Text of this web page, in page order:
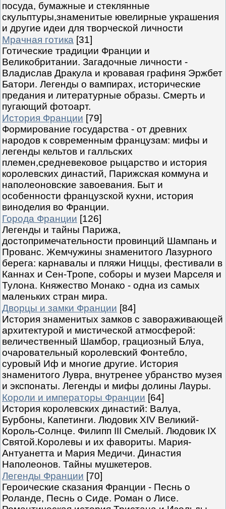
посуда, бумажные и стеклянные
скульптуры,знаменитые ювелирные украшения
и другие идеи для творческой личности
Мрачная готика [31]
Готические традиции Франции и
Великобритании. Загадочные личности -
Владислав Дракула и кровавая графиня Эржбет
Батори. Легенды о вампирах, исторические
предания и литературные образы. Смерть и
пугающий фотоарт.
История Франции [79]
Формирование государства - от древних
народов к современным французам: мифы и
легенды кельтов и галльских
племен,средневековое рыцарство и история
королевских династий, Парижская коммуна и
наполеоновские завоевания. Быт и
особенности французской кухни, история
виноделия во Франции.
Города Франции [126]
Легенды и тайны Парижа,
достопримечательности провинций Шампань и
Прованс. Жемчужины знаменитого Лазурного
берега: карнавалы и пляжи Ниццы, фестивали в
Каннах и Сен-Тропе, соборы и музеи Марселя и
Тулона. Княжество Монако - одна из самых
маленьких стран мира.
Дворцы и замки Франции [84]
История знаменитых замков с завораживающей
архитектурой и мистической атмосферой:
величественный Шамбор, грациозный Блуа,
очаровательный королевский Фонтебло,
суровый Иф и многие другие. История
знаменитого Лувра, внутренее убранство музея
и экспонаты. Легенды и мифы долины Лауры.
Короли и императоры Франции [64]
История королевских династий: Валуа,
Бурбоны, Капетинги. Людовик XIV Великий-
Король-Солнце. Филипп III Смелый. Людовик IX
Святой.Королевы и их фавориты. Мария-
Антуанетта и Мария Медичи. Династия
Наполеонов. Тайны мушкетеров.
Легенды Франции [70]
Героические сказания Франции - Песнь о
Роланде, Песнь о Сиде. Роман о Лисе.